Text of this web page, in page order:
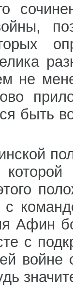
не
быть
Афин
с
войне